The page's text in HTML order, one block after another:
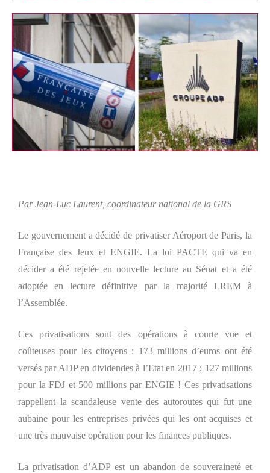
Par Jean-Luc Laurent, coordinateur national de la GRS
Le gouvernement a décidé de privatiser Aéroport de Paris, la
Française des Jeux et ENGIE. La loi PACTE qui va en
décider a été rejetée en nouvelle lecture au Sénat et a été
adoptée en lecture définitive par la majorité LREM à
l’Assemblée.
Ces privatisations sont des opérations à courte vue et
coûteuses pour les citoyens : 173 millions d’euros ont été
versés par ADP en dividendes à l’Etat en 2017 ; 127 millions
pour la FDJ et 500 millions par ENGIE ! Ces privatisations
rappellent la scandaleuse vente des autoroutes qui fut une
aubaine pour les entreprises privées qui les ont acquises et
une très mauvaise opération pour les finances publiques.
La privatisation d’ADP est un abandon de souveraineté et